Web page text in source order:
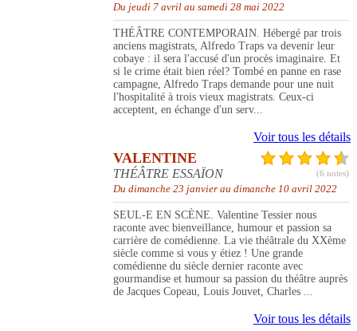
Du jeudi 7 avril au samedi 28 mai 2022
THÉÂTRE CONTEMPORAIN. Hébergé par trois
anciens magistrats, Alfredo Traps va devenir leur
cobaye : il sera l'accusé d'un procès imaginaire. Et
si le crime était bien réel? Tombé en panne en rase
campagne, Alfredo Traps demande pour une nuit
l'hospitalité à trois vieux magistrats. Ceux-ci
acceptent, en échange d'un serv...
Voir tous les détails
(6 notes)
VALENTINE
THÉÂTRE ESSAÏON
Du dimanche 23 janvier au dimanche 10 avril 2022
SEUL-E EN SCÈNE. Valentine Tessier nous
raconte avec bienveillance, humour et passion sa
carrière de comédienne. La vie théâtrale du XXème
siècle comme si vous y étiez ! Une grande
comédienne du siècle dernier raconte avec
gourmandise et humour sa passion du théâtre auprès
de Jacques Copeau, Louis Jouvet, Charles ...
Voir tous les détails